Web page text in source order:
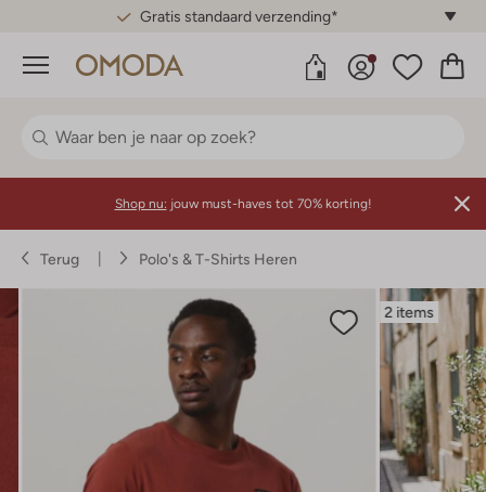
Gratis standaard verzending*
Menu
Shop nu: jouw must-haves tot 70% korting!
Terug Polo's & T-Shirts Heren
2 items